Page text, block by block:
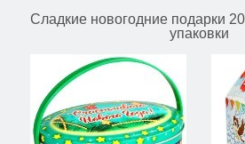
Сладкие новогодние подарки
упаковки